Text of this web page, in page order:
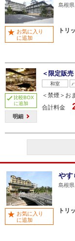
島根県
トリ
お気に入り
に追加
比較BOX
に追加
明細
＜限定販
和室
＜禁煙＞お
合計料金
や
島根県
トリ
お気に入り
に追加